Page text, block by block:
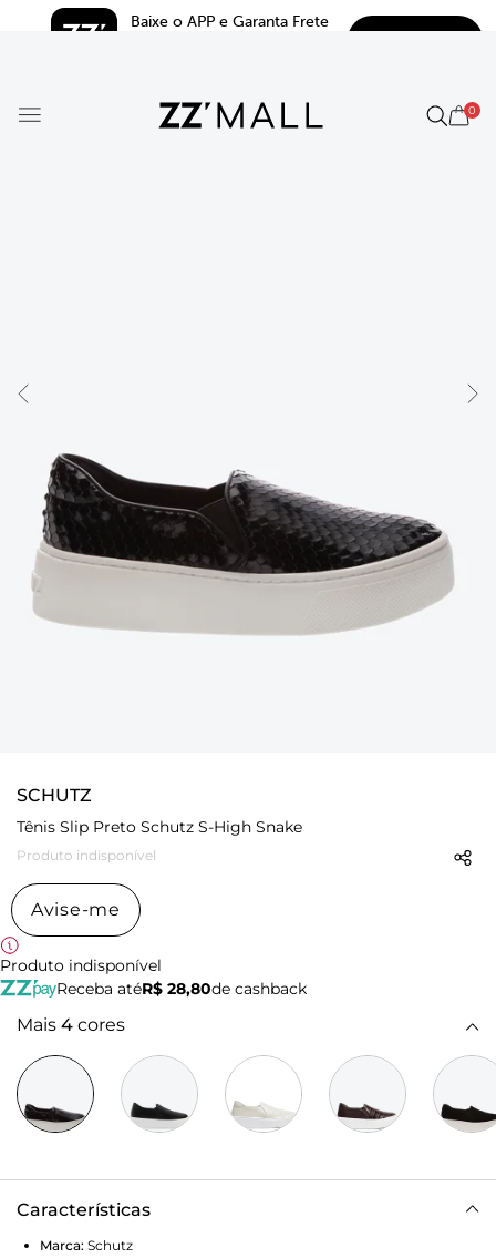
Baixe o APP e Garanta Frete
0
SCHUTZ
Tênis Slip Preto Schutz S-High Snake
Produto indisponível
Avise-me
Produto indisponível
Receba atéR$ 28,80de cashback
Mais 4 cores
Características
Marca: Schutz